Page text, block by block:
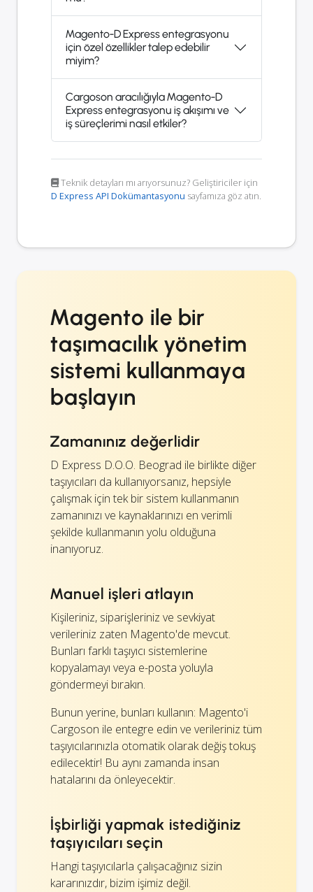
Magento-D Express entegrasyonu
için özel özellikler talep edebilir
miyim?
Cargoson aracılığıyla Magento-D
Express entegrasyonu iş akışımı ve
iş süreçlerimi nasıl etkiler?
Teknik detayları mı arıyorsunuz? Geliştiriciler için
D Express API Dokümantasyonu sayfamıza göz atın.
Magento ile bir
taşımacılık yönetim
sistemi kullanmaya
başlayın
Zamanınız değerlidir
D Express D.O.O. Beograd ile birlikte diğer
taşıyıcıları da kullanıyorsanız, hepsiyle
çalışmak için tek bir sistem kullanmanın
zamanınızı ve kaynaklarınızı en verimli
şekilde kullanmanın yolu olduğuna
inanıyoruz.
Manuel işleri atlayın
Kişileriniz, siparişleriniz ve sevkiyat
verileriniz zaten Magento'de mevcut.
Bunları farklı taşıyıcı sistemlerine
kopyalamayı veya e-posta yoluyla
göndermeyi bırakın.
Bunun yerine, bunları kullanın: Magento'i
Cargoson ile entegre edin ve verileriniz tüm
taşıyıcılarınızla otomatik olarak değiş tokuş
edilecektir! Bu aynı zamanda insan
hatalarını da önleyecektir.
İşbirliği yapmak istediğiniz
taşıyıcıları seçin
Hangi taşıyıcılarla çalışacağınız sizin
kararınızdır, bizim işimiz değil.